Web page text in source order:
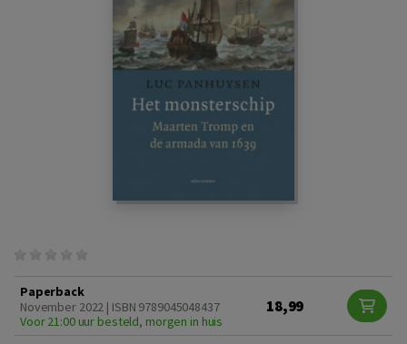
Paperback
November 2022 | ISBN 9789045048437
Voor 21:00 uur besteld, morgen in huis
18,99